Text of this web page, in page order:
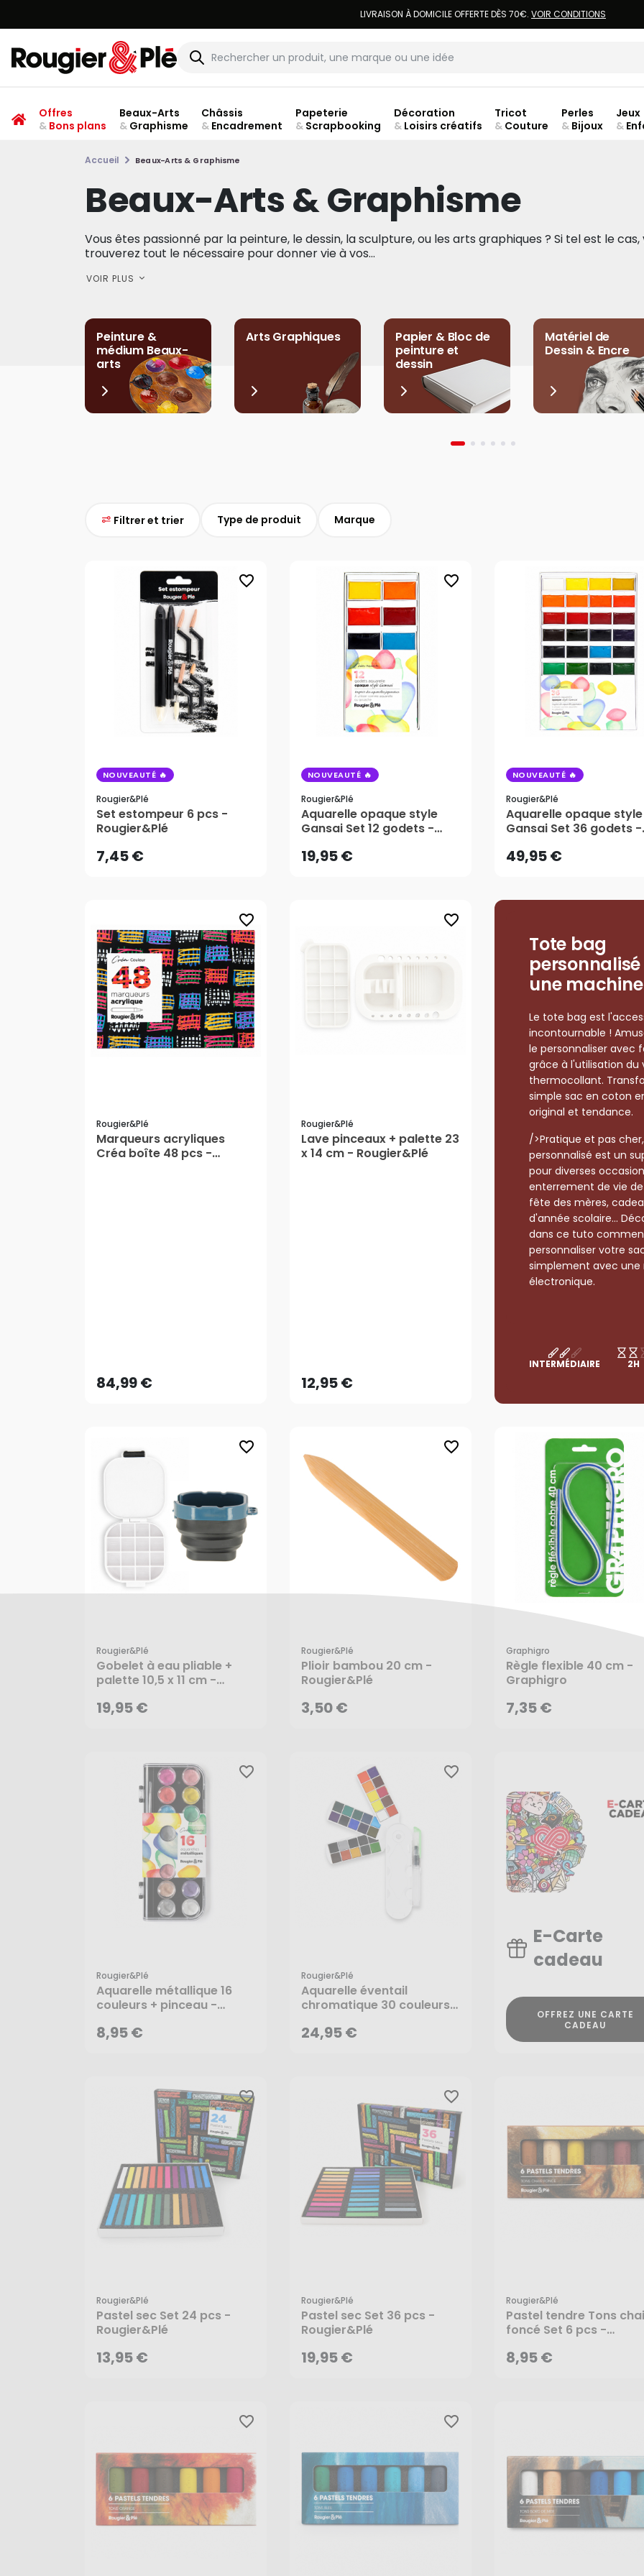
LIVRAISON À DOMICILE OFFERTE DÈS 70€. VOIR CONDITIONS
Offres
&Bons plans
Beaux-Arts
&Graphisme
Châssis
&Encadrement
Papeterie
&Scrapbooking
Décoration
&Loisirs créatifs
Tricot
& Couture
Perles
& Bijoux
Jeux
&
Accueil Beaux-Arts & Graphisme
Beaux-Arts & Graphisme
Vous êtes passionné par la peinture, le dessin, la sculpture, ou les arts graphiques ? Si tel est le cas,
trouverez tout le nécessaire pour donner vie à vos...
VOIR PLUS
Peinture &
médium Beaux-
arts
Arts Graphiques
Papier & Bloc de
peinture et
dessin
Matériel de
Dessin & Encre
Filtrer et trier Type de produit Marque
favorite_border
NOUVEAUTÉ
Rougier&plé
Set estompeur 6 pcs -
Rougier&Plé
7,45 €
7,45 €
favorite_border
NOUVEAUTÉ
Rougier&plé
Aquarelle opaque style
Gansai Set 12 godets -
19,95 €
19,95 €
NOUVEAUTÉ
Rougier&plé
Aquarelle opaque style
Gansai Set 36 godets -
49,95 €
49,95 €
favorite_border
Rougier&plé
Marqueurs acryliques
Créa boîte 48 pcs -
84,99 €
favorite_border
Rougier&plé
Lave pinceaux + palette 23
x 14 cm - Rougier&Plé
12,95 €
Tote bag
une
Le tote bag est
incontournable !
le personnaliser avec
grâce à l'utilisation du
thermocollant.
simple sac en coton
original et tendance.
/>Pratique et pas
personnalisé est un
pour diverses
enterrement de vie
fête des mères,
d'année scolaire...
dans ce tuto
personnaliser votre
simplement avec une
électronique.
INTERMÉDIAIRE 2H
favorite_border
Rougier&plé
Gobelet à eau pliable +
palette 10,5 x 11 cm -
19,95 €
19,95 €
favorite_border
Rougier&plé
Plioir bambou 20 cm -
Rougier&Plé
3,50 €
3,50 € Graphigro
Règle flexible 40 cm -
Graphigro
7,35 €
7,35 €
favorite_border
Rougier&plé
Aquarelle métallique 16
couleurs + pinceau -
8,95 €
8,95 €
favorite_border
Rougier&plé
Aquarelle éventail
chromatique 30 couleurs +
24,95 €
24,95 €
E-Carte
cadeau
OFFREZ UNE CARTE
CADEAU
favorite_border
Rougier&plé
Pastel sec Set 24 pcs -
Rougier&Plé
13,95 €
13,95 €
favorite_border
Rougier&plé
Pastel sec Set 36 pcs -
Rougier&Plé
19,95 €
19,95 € Rougier&plé
Pastel tendre Tons
foncé Set 6 pcs -
8,95 €
8,95 €
favorite_border favorite_border